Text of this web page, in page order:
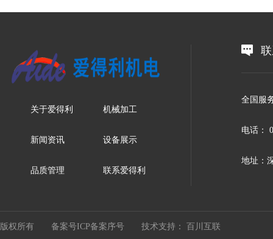
关于爱得利 机械加工
新闻资讯 设备展示
品质管理 联系爱得利
全国服
电话：
地址：
版权所有 备案号ICP备案序号 技术支持： 百川互联